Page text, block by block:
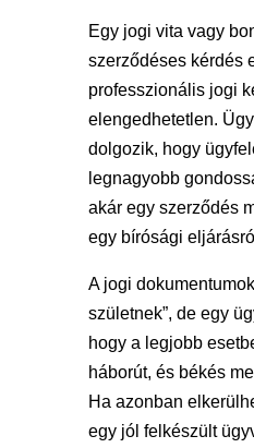
Egy jogi vita vagy
szerződéses kérdés
professzionális jogi
elengedhetetlen.
dolgozik, hogy
legnagyobb
akár egy szerződés
egy bírósági
A jogi
születnek”, de egy
hogy a legjobb
háborút, és békés
Ha azonban
egy jól felkészült